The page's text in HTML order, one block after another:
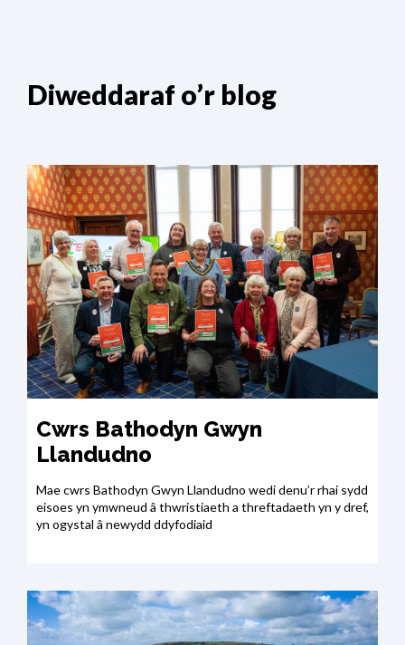
Diweddaraf o’r blog
Cwrs Bathodyn Gwyn
Llandudno
Mae cwrs Bathodyn Gwyn Llandudno wedi denu’r rhai sydd
eisoes yn ymwneud â thwristiaeth a threftadaeth yn y dref,
yn ogystal â newydd ddyfodiaid